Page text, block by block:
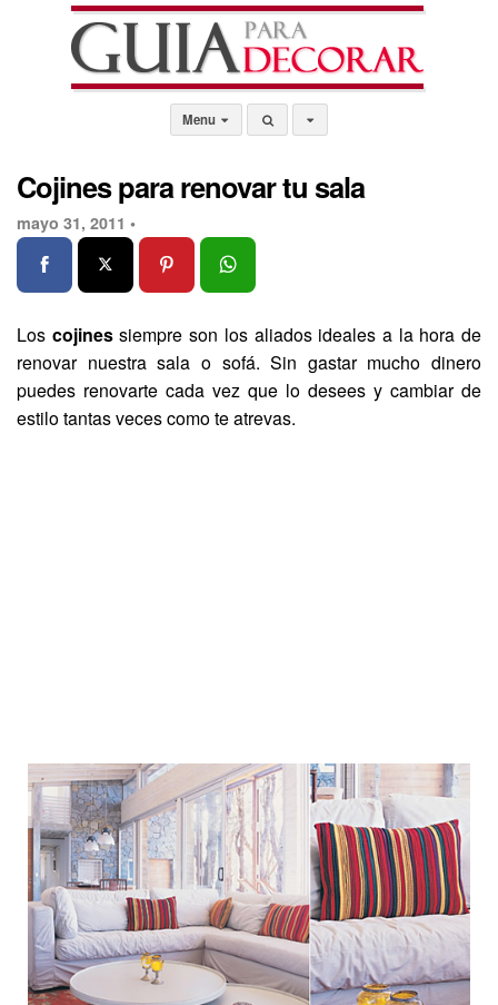
Menu
Cojines para renovar tu sala
mayo 31, 2011 •
Los cojinessiempre son los aliados ideales a la hora de
renovar nuestra sala o sofá. Sin gastar mucho dinero
puedes renovarte cada vez que lo desees y cambiar de
estilo tantas veces como te atrevas.